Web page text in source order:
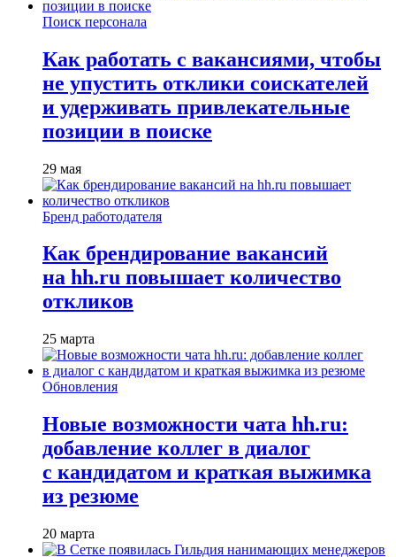
Поиск персонала
Как работать с вакансиями, чтобы
не упустить отклики соискателей
и удерживать привлекательные
позиции в поиске
29 мая
Бренд работодателя
Как брендирование вакансий
на hh.ru повышает количество
откликов
25 марта
Обновления
Новые возможности чата hh.ru:
добавление коллег в диалог
с кандидатом и краткая выжимка
из резюме
20 марта